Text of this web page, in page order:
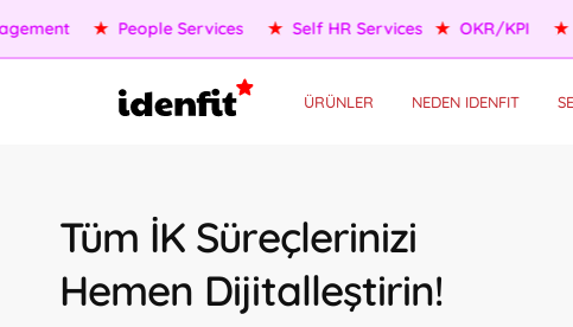
OKR/KPI ★ AI Agents ★ Performance Management ★ People
ÜRÜNLER NEDEN IDENFIT
Tüm İK Süreçlerinizi
Hemen Dijitalleştirin!